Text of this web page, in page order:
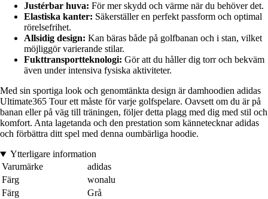
Justérbar huva: För mer skydd och värme när du behöver det.
Elastiska kanter: Säkerställer en perfekt passform och optimal
rörelsefrihet.
Allsidig design: Kan bäras både på golfbanan och i stan, vilket
möjliggör varierande stilar.
Fukttransportteknologi: Gör att du håller dig torr och bekväm
även under intensiva fysiska aktiviteter.
Med sin sportiga look och genomtänkta design är damhoodien adidas
Ultimate365 Tour ett måste för varje golfspelare. Oavsett om du är på
banan eller på väg till träningen, följer detta plagg med dig med stil och
komfort. Anta lagetanda och den prestation som kännetecknar adidas
och förbättra ditt spel med denna oumbärliga hoodie.
Ytterligare information
Varumärke
adidas
Färg
wonalu
Färg
Grå